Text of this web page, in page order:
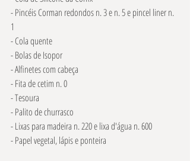
- Pincéis Corman redondos n. 3 e n. 5 e pincel liner n.
1
- Cola quente
- Bolas de Isopor
- Alfinetes com cabeça
- Fita de cetim n. 0
- Tesoura
- Palito de churrasco
- Lixas para madeira n. 220 e lixa d'água n. 600
- Papel vegetal, lápis e ponteira